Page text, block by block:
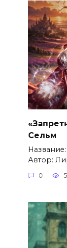
Сельм
Автор:
0